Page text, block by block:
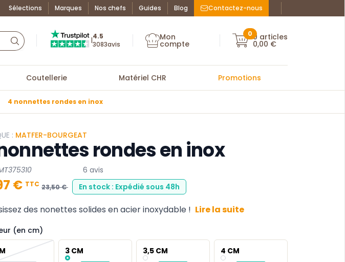
Sélections Marques Nos chefs Guides Blog Contactez-nous Facebook : La
Instagram :
Truspilot : La Boutique des chefs
4.5
3083avis Mon compte
Mon
compte Mon compte
00 articles
0,00 €
Coutellerie Matériel CHR Promotions
4 nonnettes rondes en inox
: MATFER-BOURGEAT
rondes en inox
6 avis
€ TTC 23,50 € En stock : Expédié sous 48h
des nonettes solides en acier inoxydable ! Lire la suite
(en cm)
3 CM 3,5 CM 4 CM